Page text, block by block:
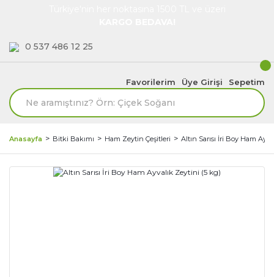
0 537 486 12 25
Favorilerim Üye Girişi Sepetim
Anasayfa Bitki Bakımı Ham Zeytin Çeşitleri Altın Sarısı İri Boy Ham